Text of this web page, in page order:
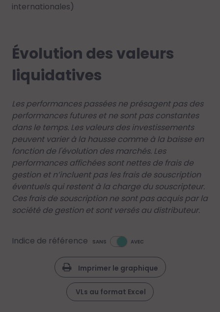
internationales)
Évolution des valeurs
liquidatives
Les performances passées ne présagent pas des
performances futures et ne sont pas constantes
dans le temps. Les valeurs des investissements
peuvent varier à la hausse comme à la baisse en
fonction de l'évolution des marchés. Les
performances affichées sont nettes de frais de
gestion et n’incluent pas les frais de souscription
éventuels qui restent à la charge du souscripteur.
Ces frais de souscription ne sont pas acquis par la
société de gestion et sont versés au distributeur.
Indice de référence SANS AVEC
Imprimer le graphique
VLs au format Excel